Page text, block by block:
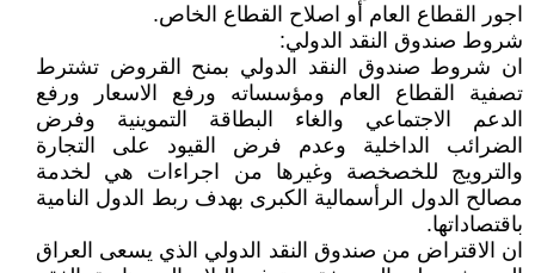
اجور القطاع العام أو اصلاح القطاع الخاص.
شروط صندوق النقد الدولي:
ان شروط صندوق النقد الدولي بمنح القروض تشترط
تصفية القطاع العام ومؤسساته ورفع الاسعار ورفع
الدعم الاجتماعي والغاء البطاقة التموينية وفرض
الضرائب الداخلية وعدم فرض القيود على التجارة
والترويج للخصخصة وغيرها من اجراءات هي لخدمة
مصالح الدول الرأسمالية الكبرى بهدف ربط الدول النامية
باقتصاداتها.
ان الاقتراض من صندوق النقد الدولي الذي يسعى العراق